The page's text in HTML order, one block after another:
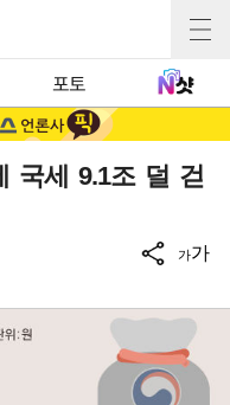
포토
국세 9.1조 덜 걷
가가